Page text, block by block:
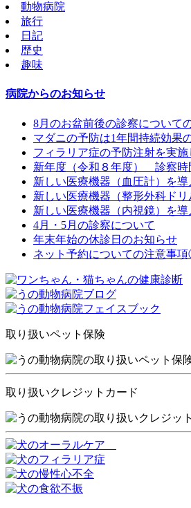
動物病院
旅行
日記
歴史
趣味
病院からのお知らせ
8月のお盆前後の診察について
マダニの予防は1年間持続効果
フィラリア症の予防注射を実施
新年度（令和８年度） 診察時
新しい医療機器（血圧計）を導
新しい医療機器（整形外科ドリ
新しい医療機器（内視鏡）を導
4月・5月の診察について
年末年始の休診日のお知らせ
ネット予約についての注意事
取り扱いペット保険
取り扱いクレジットカード